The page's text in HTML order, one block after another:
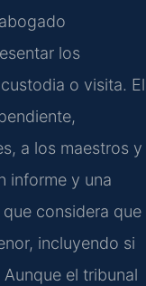
los
o visita. El
a los maestros y
informe y una
considera que
incluyendo si
el tribunal